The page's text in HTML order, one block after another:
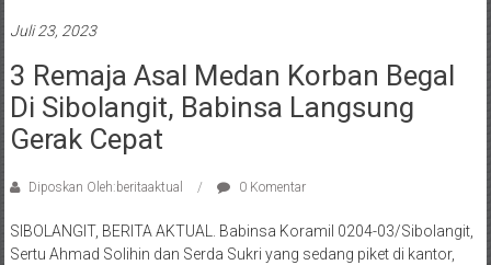
Juli 23, 2023
3 Remaja Asal Medan Korban Begal
Di Sibolangit, Babinsa Langsung
Gerak Cepat
Diposkan Oleh:beritaaktual 0 Komentar
SIBOLANGIT, BERITA AKTUAL. Babinsa Koramil 0204-03/Sibolangit,
Sertu Ahmad Solihin dan Serda Sukri yang sedang piket di kantor,